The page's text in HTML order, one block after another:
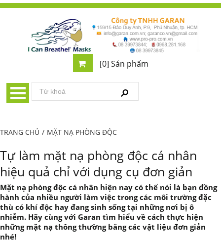
[0] Sản phẩm
TRANG CHỦ / MẶT NẠ PHÒNG ĐỘC
Tự làm mặt nạ phòng độc cá nhân
hiệu quả chỉ với dụng cụ đơn giản
Mặt nạ phòng độc cá nhân hiện nay có thể nói là bạn đồng
hành của nhiều người làm việc trong các môi trường đặc
thù có khí độc hay đang sinh sống tại những nơi bị ô
nhiễm. Hãy cùng với Garan tìm hiểu về cách thực hiện
những mặt nạ thông thường bằng các vật liệu đơn giản
nhé!